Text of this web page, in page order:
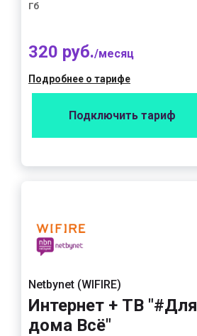
Гб
320 руб./месяц
Подробнее о тарифе
Подключить тариф
Netbynet (WIFIRE)
Интернет + ТВ "#Для
дома Всё"